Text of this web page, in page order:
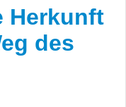
Herkunft
des